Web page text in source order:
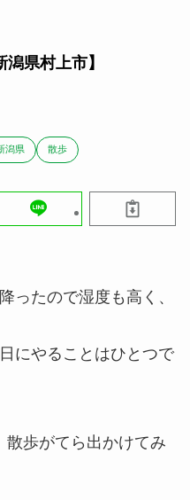
県村上市】
潟県 散歩
ったので湿度も高く、
にやることはひとつで
散歩がてら出かけてみ